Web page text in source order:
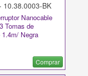
10.38.0003-BK
Nanocable
Tomas de
Negra
Comprar